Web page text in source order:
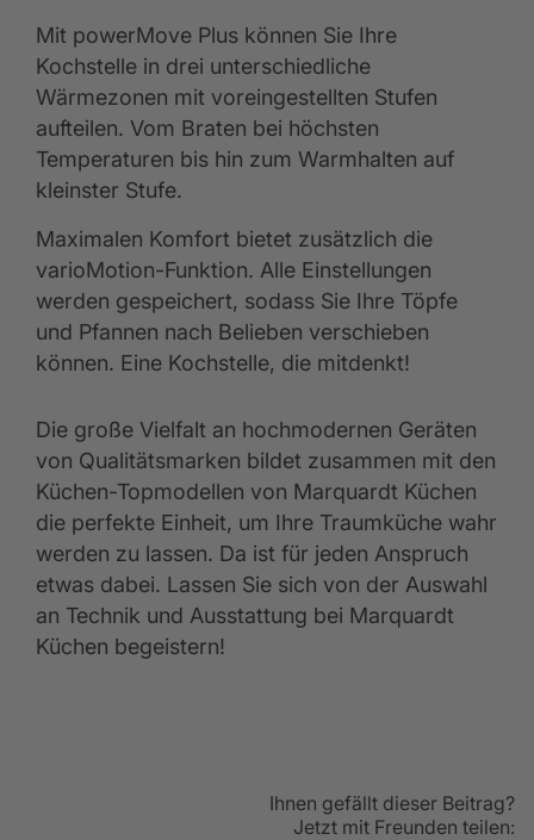
Mit powerMove Plus können Sie Ihre
Kochstelle in drei unterschiedliche
Wärmezonen mit voreingestellten Stufen
aufteilen. Vom Braten bei höchsten
Temperaturen bis hin zum Warmhalten auf
kleinster Stufe.
Maximalen Komfort bietet zusätzlich die
varioMotion-Funktion. Alle Einstellungen
werden gespeichert, sodass Sie Ihre Töpfe
und Pfannen nach Belieben verschieben
können. Eine Kochstelle, die mitdenkt!
Die große Vielfalt an hochmodernen Geräten
von Qualitätsmarken bildet zusammen mit den
Küchen-Topmodellen von Marquardt Küchen
die perfekte Einheit, um Ihre Traumküche wahr
werden zu lassen. Da ist für jeden Anspruch
etwas dabei. Lassen Sie sich von der Auswahl
an Technik und Ausstattung bei Marquardt
Küchen begeistern!
Ihnen gefällt dieser Beitrag?
Jetzt mit Freunden teilen: